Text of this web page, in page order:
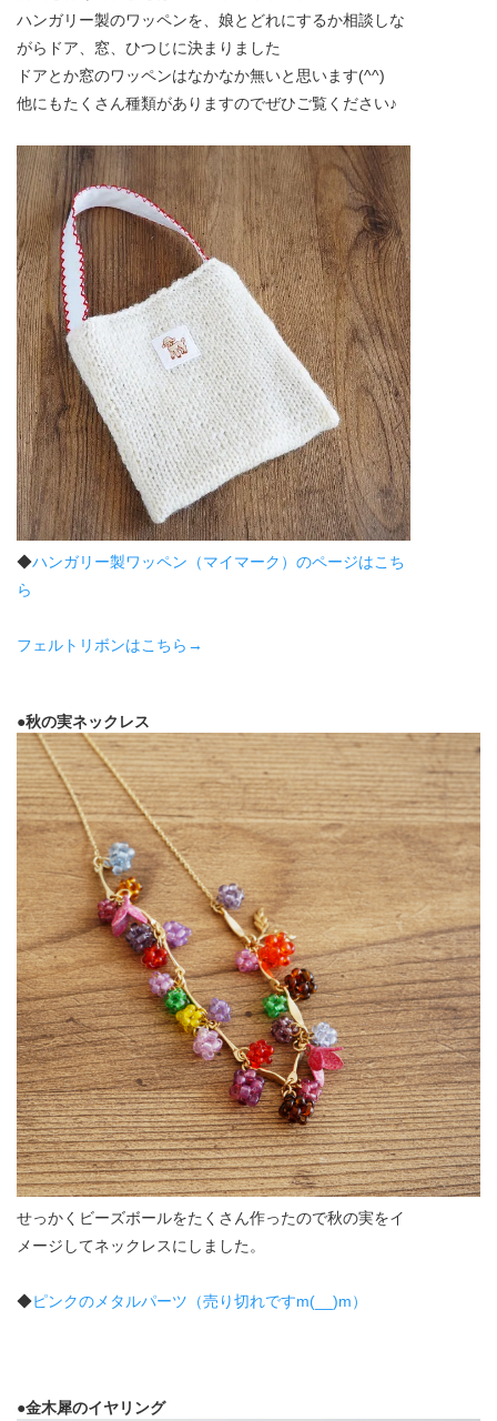
ハンガリー製のワッペンを、娘とどれにするか相談しな
がらドア、窓、ひつじに決まりました
ドアとか窓のワッペンはなかなか無いと思います(^^)
他にもたくさん種類がありますのでぜひご覧ください♪
◆ハンガリー製ワッペン（マイマーク）のページはこち
ら
フェルトリボンはこちら→
●秋の実ネックレス
せっかくビーズボールをたくさん作ったので秋の実をイ
メージしてネックレスにしました。
◆ピンクのメタルパーツ（売り切れですm(__)m）
●金木犀のイヤリング